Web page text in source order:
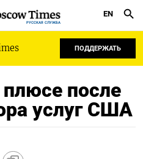
РУССКАЯ СЛУЖБА
EN
ПОДДЕРЖАТЬ
после
услуг США